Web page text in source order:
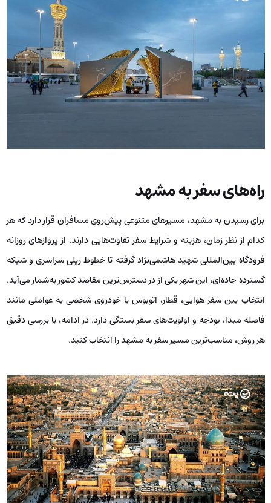
راه‌های سفر به مشهد
برای رسیدن به مشهد، مسیرهای متنوعی پیش‌ِروی مسافران قرار دارد که هر
کدام از نظر زمان، هزینه و شرایط سفر تفاوت‌هایی دارند. از پروازهای روزانه
فرودگاه بین‌المللی شهید هاشمی‌نژاد گرفته تا خطوط ریلی سراسری و شبکه
گسترده جاده‌ای، این شهر یکی از در دسترس‌ترین مقاصد کشور به‌شمار می‌آید.
انتخاب بین سفر هوایی، قطار، اتوبوس یا خودروی شخصی به عواملی مانند
فاصله مبدا، بودجه و اولویت‌های سفر بستگی دارد. در ادامه، با بررسی دقیق
هر روش، مناسب‌ترین مسیر سفر به مشهد را انتخاب کنید.